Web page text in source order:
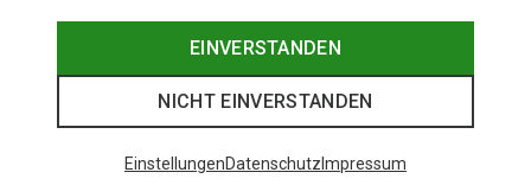
EINVERSTANDEN
NICHT EINVERSTANDEN
EinstellungenDatenschutz Impressum